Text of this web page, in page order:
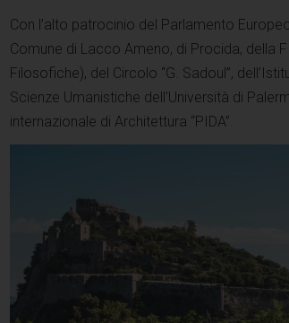
Con l’alto patrocinio del Parlamento
Comune di Lacco Ameno, di Procida, della
Filosofiche), del Circolo “G. Sadoul”,
Scienze Umanistiche dell'Università di
internazionale di Architettura “PIDA”.